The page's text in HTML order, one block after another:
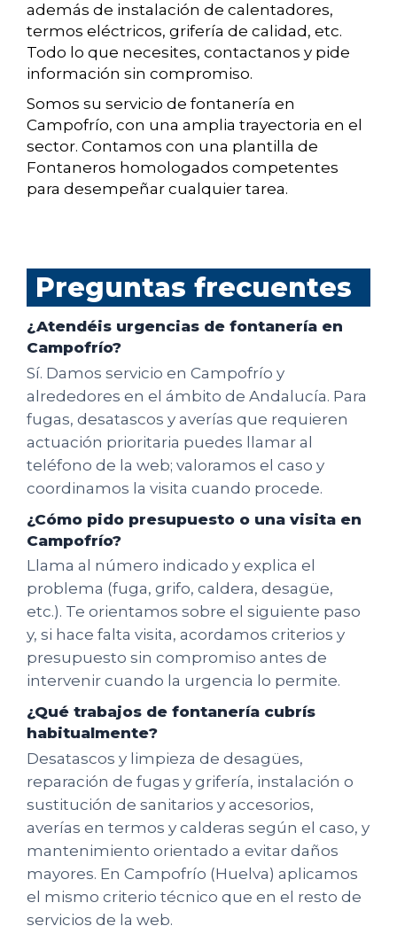
además de instalación de calentadores,
termos eléctricos, grifería de calidad, etc.
Todo lo que necesites, contactanos y pide
información sin compromiso.
Somos su servicio de fontanería en
Campofrío, con una amplia trayectoria en el
sector. Contamos con una plantilla de
Fontaneros homologados competentes
para desempeñar cualquier tarea.
Preguntas frecuentes
¿Atendéis urgencias de fontanería en
Campofrío?
Sí. Damos servicio en Campofrío y
alrededores en el ámbito de Andalucía. Para
fugas, desatascos y averías que requieren
actuación prioritaria puedes llamar al
teléfono de la web; valoramos el caso y
coordinamos la visita cuando procede.
¿Cómo pido presupuesto o una visita en
Campofrío?
Llama al número indicado y explica el
problema (fuga, grifo, caldera, desagüe,
etc.). Te orientamos sobre el siguiente paso
y, si hace falta visita, acordamos criterios y
presupuesto sin compromiso antes de
intervenir cuando la urgencia lo permite.
¿Qué trabajos de fontanería cubrís
habitualmente?
Desatascos y limpieza de desagües,
reparación de fugas y grifería, instalación o
sustitución de sanitarios y accesorios,
averías en termos y calderas según el caso, y
mantenimiento orientado a evitar daños
mayores. En Campofrío (Huelva) aplicamos
el mismo criterio técnico que en el resto de
servicios de la web.